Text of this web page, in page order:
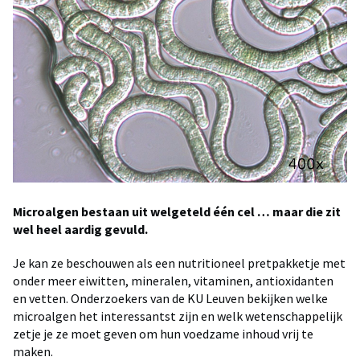
Microalgen bestaan uit welgeteld één cel … maar die zit
wel heel aardig gevuld.
Je kan ze beschouwen als een nutritioneel pretpakketje met
onder meer eiwitten, mineralen, vitaminen, antioxidanten
en vetten. Onderzoekers van de KU Leuven bekijken welke
microalgen het interessantst zijn en welk wetenschappelijk
zetje je ze moet geven om hun voedzame inhoud vrij te
maken.